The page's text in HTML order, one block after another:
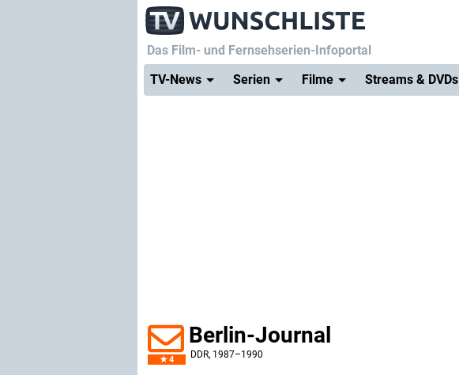
Das Film- und Fernsehserien-Infoportal
TV-News
Serien Filme Streams & DVDs
4
Berlin-Journal
DDR, 1987–1990
Serienticker